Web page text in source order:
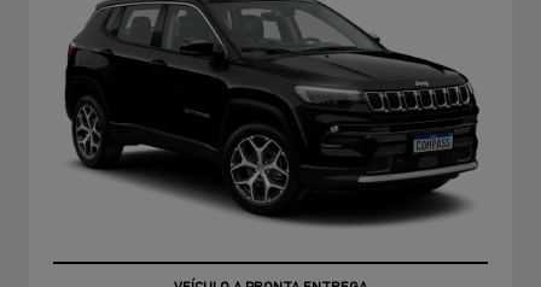
TAXA ZERO EM 36X